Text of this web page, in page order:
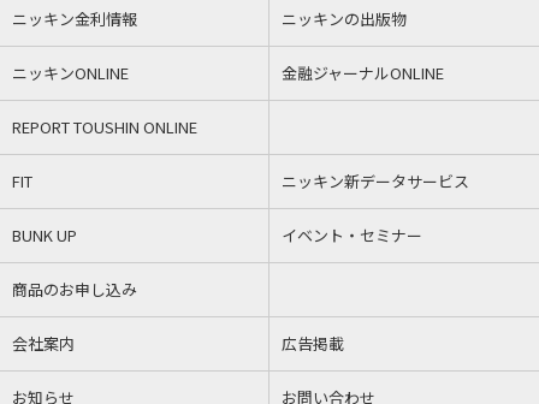
ニッキン金利情報 ニッキンの出版物
ニッキンONLINE 金融ジャーナルONLINE
REPORT TOUSHIN ONLINE
FIT ニッキン新データサービス
BUNK UP イベント・セミナー
商品のお申し込み
会社案内 広告掲載
お知らせ お問い合わせ